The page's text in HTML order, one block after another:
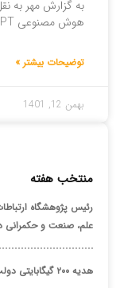
به گزارش مهر به
هوش مصنوعی Chat GPT سوالات
توضیحات بیشتر »
بهمن 12, 1401
منتخب هفته
رئیس پژوهشگاه
علم، صنعت و حکمرانی
هدیه ۲۰۰ گیگابایتی دولت برای خبرنگاران ایرانسلی